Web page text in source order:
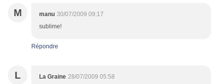
M manu 30/07/2009 09:17
sublime!
Répondre
L La Graine 28/07/2009 05:58